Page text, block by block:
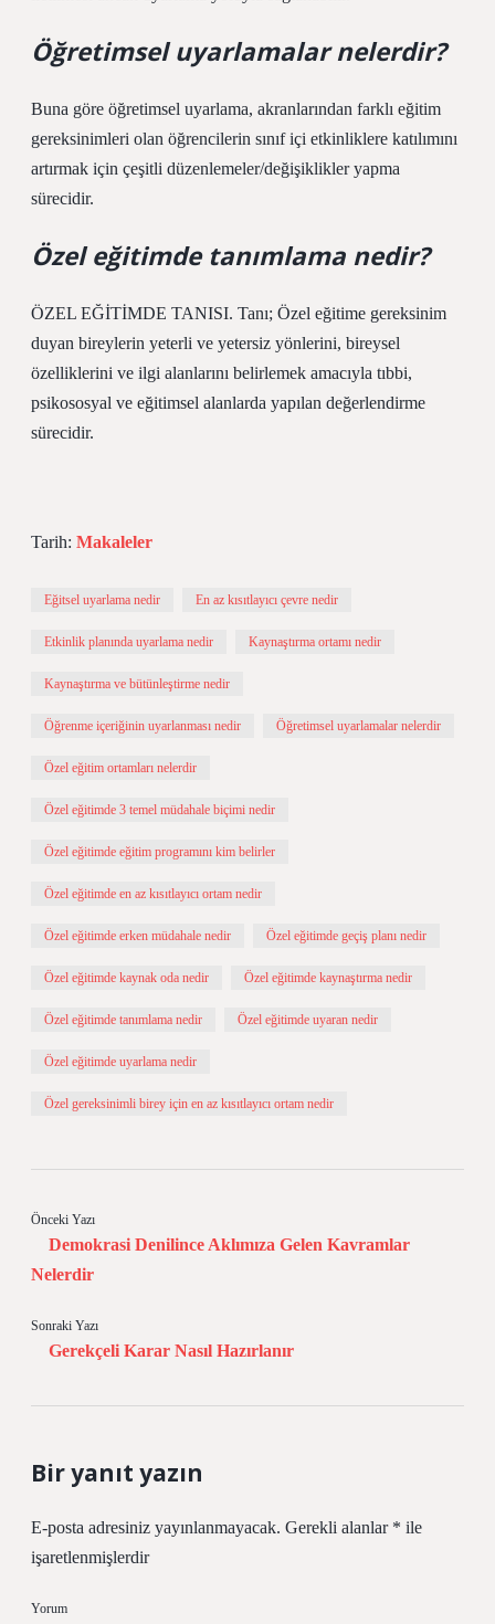
Öğretimsel uyarlamalar nelerdir?
Buna göre öğretimsel uyarlama, akranlarından farklı eğitim
gereksinimleri olan öğrencilerin sınıf içi etkinliklere katılımını
artırmak için çeşitli düzenlemeler/değişiklikler yapma
sürecidir.
Özel eğitimde tanımlama nedir?
ÖZEL EĞİTİMDE TANISI. Tanı; Özel eğitime gereksinim
duyan bireylerin yeterli ve yetersiz yönlerini, bireysel
özelliklerini ve ilgi alanlarını belirlemek amacıyla tıbbi,
psikososyal ve eğitimsel alanlarda yapılan değerlendirme
sürecidir.
Tarih: Makaleler
Eğitsel uyarlama nedir En az kısıtlayıcı çevre nedir
Etkinlik planında uyarlama nedir Kaynaştırma ortamı nedir
Kaynaştırma ve bütünleştirme nedir
Öğrenme içeriğinin uyarlanması nedir Öğretimsel uyarlamalar nelerdir
Özel eğitim ortamları nelerdir
Özel eğitimde 3 temel müdahale biçimi nedir
Özel eğitimde eğitim programını kim belirler
Özel eğitimde en az kısıtlayıcı ortam nedir
Özel eğitimde erken müdahale nedir Özel eğitimde geçiş planı nedir
Özel eğitimde kaynak oda nedir Özel eğitimde kaynaştırma nedir
Özel eğitimde tanımlama nedir Özel eğitimde uyaran nedir
Özel eğitimde uyarlama nedir
Özel gereksinimli birey için en az kısıtlayıcı ortam nedir
Önceki Yazı
Demokrasi Denilince Aklımıza Gelen Kavramlar
Nelerdir
Sonraki Yazı
Gerekçeli Karar Nasıl Hazırlanır
Bir yanıt yazın
E-posta adresiniz yayınlanmayacak. Gerekli alanlar * ile
işaretlenmişlerdir
Yorum